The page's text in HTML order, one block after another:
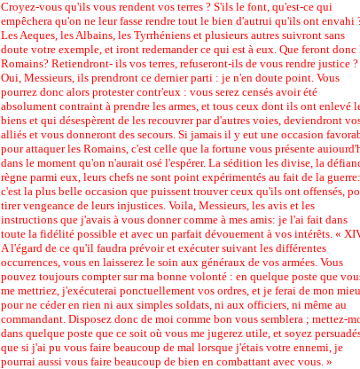
Croyez-vous qu'ils vous rendent vos terres ? S'ils le font, qu'est-ce qui
empêchera qu'on ne leur fasse rendre tout le bien d'autrui qu'ils ont envahi
Les Aeques, les Albains, les Tyrrhéniens et plusieurs autres suivront sans
doute votre exemple, et iront redemander ce qui est à eux. Que feront donc
Romains? Retiendront- ils vos terres, refuseront-ils de vous rendre justice ?
Oui, Messieurs, ils prendront ce dernier parti : je n'en doute point. Vous
pourrez donc alors protester contr'eux : vous serez censés avoir été
absolument contraint à prendre les armes, et tous ceux dont ils ont enlevé
biens et qui désespèrent de les recouvrer par d'autres voies, deviendront
alliés et vous donneront des secours. Si jamais il y eut une occasion
pour attaquer les Romains, c'est celle que la fortune vous présente
dans le moment qu'on n'aurait osé l'espérer. La sédition les divise, la
règne parmi eux, leurs chefs ne sont point expérimentés au fait de la guerre:
c'est la plus belle occasion que puissent trouver ceux qu'ils ont offensés,
tirer vengeance de leurs injustices. Voila, Messieurs, les avis et les
instructions que j'avais à vous donner comme à mes amis: je l'ai fait dans
toute la fidélité possible et avec un parfait dévouement à vos intérêts. «
A l'égard de ce qu'il faudra prévoir et exécuter suivant les différentes
occurrences, vous en laisserez le soin aux généraux de vos armées. Vous
pouvez toujours compter sur ma bonne volonté : en quelque poste que
me mettriez, j'exécuterai ponctuellement vos ordres, et je ferai de mon
pour ne céder en rien ni aux simples soldats, ni aux officiers, ni même au
commandant. Disposez donc de moi comme bon vous semblera ; mettez-
dans quelque poste que ce soit où vous me jugerez utile, et soyez
que si j'ai pu vous faire beaucoup de mal lorsque j'étais votre ennemi, je
pourrai aussi vous faire beaucoup de bien en combattant avec vous. »